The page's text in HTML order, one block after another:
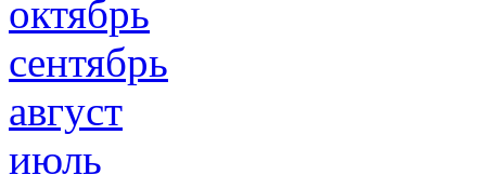
октябрь
сентябрь
август
июль